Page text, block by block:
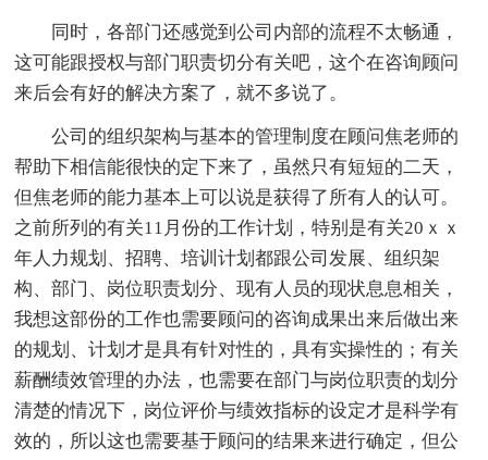
同时，各部门还感觉到公司内部的流程不太畅通，
这可能跟授权与部门职责切分有关吧，这个在咨询顾问
来后会有好的解决方案了，就不多说了。
公司的组织架构与基本的管理制度在顾问焦老师的
帮助下相信能很快的定下来了，虽然只有短短的二天，
但焦老师的能力基本上可以说是获得了所有人的认可。
之前所列的有关11月份的工作计划，特别是有关20ｘｘ
年人力规划、招聘、培训计划都跟公司发展、组织架
构、部门、岗位职责划分、现有人员的现状息息相关，
我想这部份的工作也需要顾问的咨询成果出来后做出来
的规划、计划才是具有针对性的，具有实操性的；有关
薪酬绩效管理的办法，也需要在部门与岗位职责的划分
清楚的情况下，岗位评价与绩效指标的设定才是科学有
效的，所以这也需要基于顾问的结果来进行确定，但公